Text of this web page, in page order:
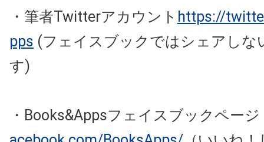
・筆者Twitterアカウント https://
pps (フェイスブックではシェアしな
す)
・Books&Appsフェイスブックペー